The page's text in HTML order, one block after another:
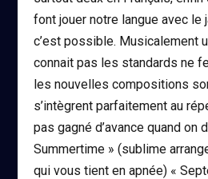
font jouer notre langue avec le
c’est possible. Musicalement
connait pas les standards ne
les nouvelles compositions
s’intègrent parfaitement au
pas gagné d’avance quand on
Summertime » (sublime
qui vous tient en apnée) «